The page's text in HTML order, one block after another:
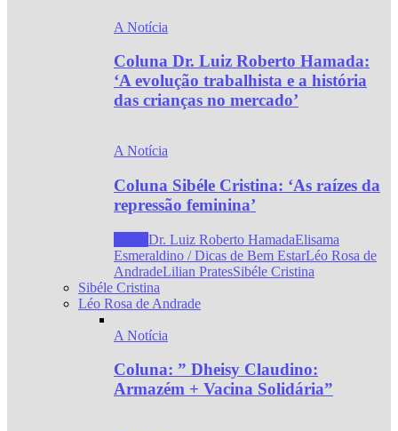
A Notícia
Coluna Dr. Luiz Roberto Hamada:
‘A evolução trabalhista e a história
das crianças no mercado’
A Notícia
Coluna Sibéle Cristina: ‘As raízes da
repressão feminina’
Dr. Luiz Roberto HamadaElisama
Esmeraldino / Dicas de Bem EstarLéo Rosa de
AndradeLilian PratesSibéle Cristina
Sibéle Cristina
Léo Rosa de Andrade
A Notícia
Coluna: ” Dheisy Claudino:
Armazém + Vacina Solidária”